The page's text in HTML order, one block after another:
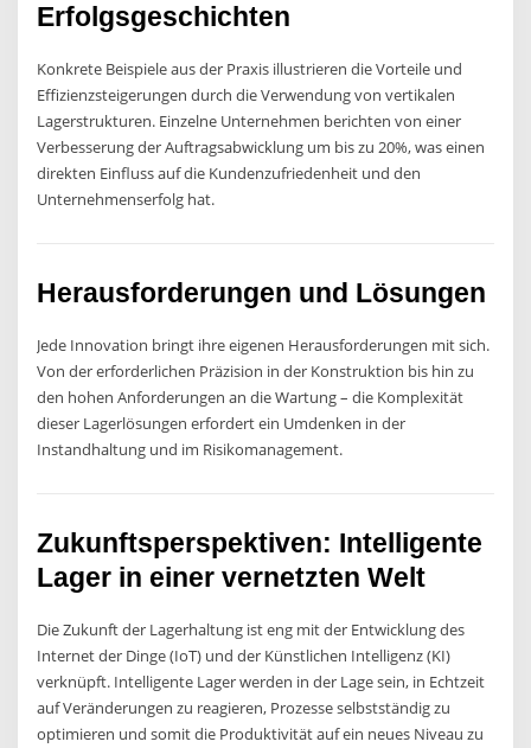
Erfolgsgeschichten
Konkrete Beispiele aus der Praxis illustrieren die Vorteile und
Effizienzsteigerungen durch die Verwendung von vertikalen
Lagerstrukturen. Einzelne Unternehmen berichten von einer
Verbesserung der Auftragsabwicklung um bis zu 20%, was einen
direkten Einfluss auf die Kundenzufriedenheit und den
Unternehmenserfolg hat.
Herausforderungen und Lösungen
Jede Innovation bringt ihre eigenen Herausforderungen mit sich.
Von der erforderlichen Präzision in der Konstruktion bis hin zu
den hohen Anforderungen an die Wartung – die Komplexität
dieser Lagerlösungen erfordert ein Umdenken in der
Instandhaltung und im Risikomanagement.
Zukunftsperspektiven: Intelligente
Lager in einer vernetzten Welt
Die Zukunft der Lagerhaltung ist eng mit der Entwicklung des
Internet der Dinge (IoT) und der Künstlichen Intelligenz (KI)
verknüpft. Intelligente Lager werden in der Lage sein, in Echtzeit
auf Veränderungen zu reagieren, Prozesse selbstständig zu
optimieren und somit die Produktivität auf ein neues Niveau zu